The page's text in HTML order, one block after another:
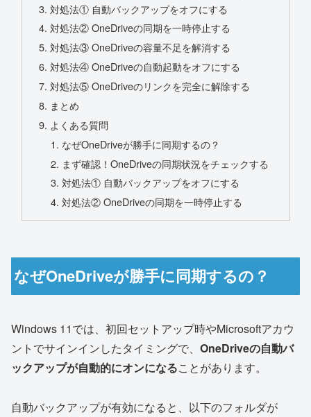
対処法① 自動バックアップをオフにする
対処法② OneDriveの同期を一時停止する
対処法③ OneDriveの容量不足を解消する
対処法④ OneDriveの自動起動をオフにする
対処法⑤ OneDriveのリンクを完全に解除する
まとめ
よくある質問
なぜOneDriveが勝手に同期するの？
まず確認！OneDriveの同期状況をチェックする
対処法① 自動バックアップをオフにする
対処法② OneDriveの同期を一時停止する
なぜOneDriveが勝手に同期するの？
Windows 11では、初回セットアップ時やMicrosoftアカウ
ントでサインインしたタイミングで、 OneDriveの自動バ
ックアップが自動的にオンになることがあります。
自動バックアップが有効になると、以下のフォルダが